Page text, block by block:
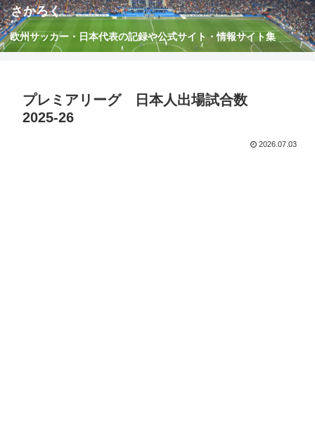
さかろく
欧州サッカー・日本代表の記録や公式サイト・情報サイト集
プレミアリーグ 日本人出場試合数
2025-26
2026.07.03